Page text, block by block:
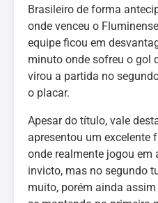
Brasileiro de forma
onde venceu o
equipe ficou em
minuto onde sofreu o gol
virou a partida no
o placar.
Apesar do título, vale
apresentou um excelente
onde realmente jogou em
invicto, mas no segundo
muito, porém ainda